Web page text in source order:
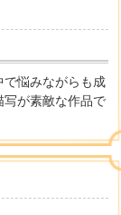
で悩みながらも成
写が素敵な作品で